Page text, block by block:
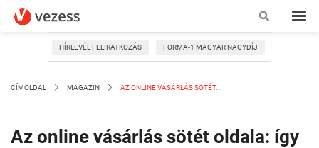
HÍRLEVÉL FELIRATKOZÁS FORMA-1 MAGYAR NAGYDÍJ
CÍMOLDAL MAGAZIN AZ ONLINE VÁSÁRLÁS SÖTÉT...
Az online vásárlás sötét oldala: így